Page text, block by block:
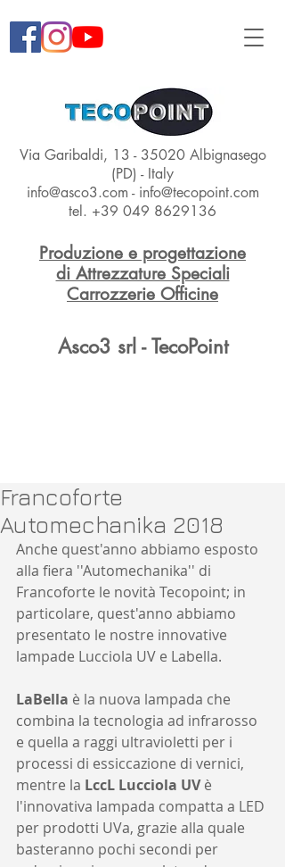
Via Garibaldi, 13 - 35020Albignasego
(PD) - Italy
info@asco3.com - info@tecopoint.com
tel. +39 049 8629136
Produzione e progettazione
di Attrezzature Speciali
Carrozzerie Officine
Asco3 srl - TecoPoint
Francoforte
Automechanika 2018
Anche quest'anno abbiamo esposto
alla fiera ''Automechanika'' di
Francoforte le novità Tecopoint; in
particolare, quest'anno abbiamo
presentato le nostre innovative
lampade Lucciola UV e Labella.
LaBella è la nuova lampada che
combina la tecnologia ad infrarosso
e quella a raggi ultravioletti per i
processi di essiccazione di vernici,
mentre la LccL Lucciola UV è
l'innovativa lampada compatta a LED
per prodotti UVa, grazie alla quale
basteranno pochi secondi per